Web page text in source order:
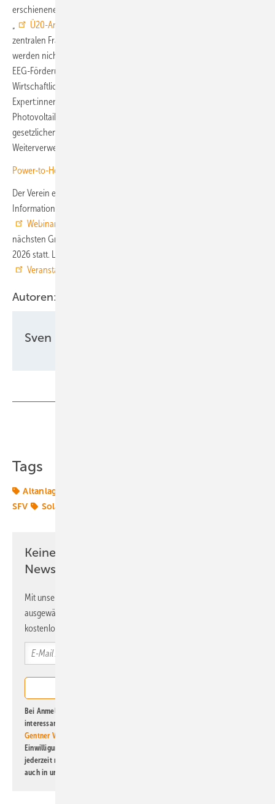
erschienenen Solarbrief-Magazin des Vereins mit dem Schwerpunkt
Ü20-Anlagen 1×1
zentralen Fragen rund um den Weiterbetrieb von Ü20-Anlagen. In ihm
werden nicht nur die vier wichtigsten Optionen nach dem Ende der
EEG-Förderung vorgestellt. Er enthält auch detaillierte
Wirtschaftlichkeitsberechnungen. Außerdem erläutern die
Expert:innen des Vereins, worauf beim möglichen Rückbau einer
Photovoltaikanlage zu achten ist. Hier spielen unter anderem die
gesetzlichen Regelungen für das Recycling – oder, wenn möglich, die
Weiterverwendung – der Altmodule eine entscheidende Rolle.
Power-to-Heat: Lösung für Post-EEG-Anlagen
Der Verein ergänzt sein Beratungsangebot durch weitere
Informationsveranstaltungen. So führt er am 11. März 2026 ein
Webinar zum Thema Weiterbetrieb von Ü20-Anlagen
nächsten Gruppenberatungen finden am 26. März und am 25. Juni
2026 statt. Links zur Anmeldung finden Sie auf der
Veranstaltungswebseite des SFV
Autoren:
Sven Ullrich
Tags
Altanlagen
SFV
Solar
Keine Zeit? Kein Problem mit dem ERE
Newsletter!
Mit unserem Newsletter erhalten Sie regelmäßig von uns
ausgewählte Informationen und Neuigkeiten, gebündelt und
kostenlos direkt ins Postfach.
Bei Anmeldung zu diesem Newsletter bin ich damit einverstanden, über
interessante Verlags- und Online-Angebote
Gentner Verlag GmbH & Co. KG
Einwilligung kann ich jederzeit widerrufen und eine Abmeldung ist
jederzeit möglich. Informationen zum Umgang mit Daten finden Sie
auch in unserer